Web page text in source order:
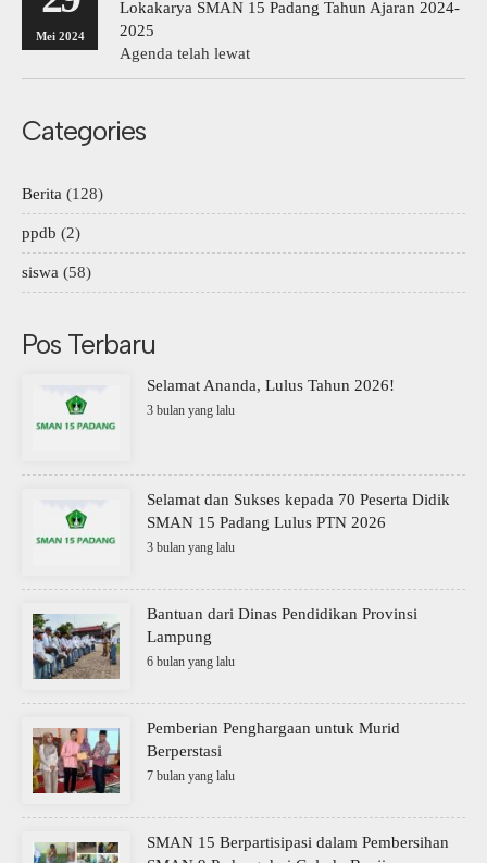
Mei 2024
Lokakarya SMAN 15 Padang Tahun Ajaran 2024-
2025
Agenda telah lewat
Categories
Berita (128)
ppdb (2)
siswa (58)
Pos Terbaru
Selamat Ananda, Lulus Tahun 2026!
3 bulan yang lalu
Selamat dan Sukses kepada 70 Peserta Didik
SMAN 15 Padang Lulus PTN 2026
3 bulan yang lalu
Bantuan dari Dinas Pendidikan Provinsi
Lampung
6 bulan yang lalu
Pemberian Penghargaan untuk Murid
Berperstasi
7 bulan yang lalu
SMAN 15 Berpartisipasi dalam Pembersihan